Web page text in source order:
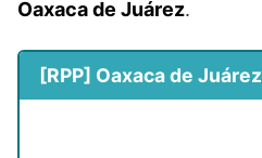
Oaxaca de Juárez.
[RPP] Oaxaca de Juárez